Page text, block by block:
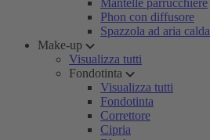
Mantelle parrucchiere
Phon con diffusore
Spazzola ad aria calda
Make-up
Visualizza tutti
Fondotinta
Visualizza tutti
Fondotinta
Correttore
Cipria